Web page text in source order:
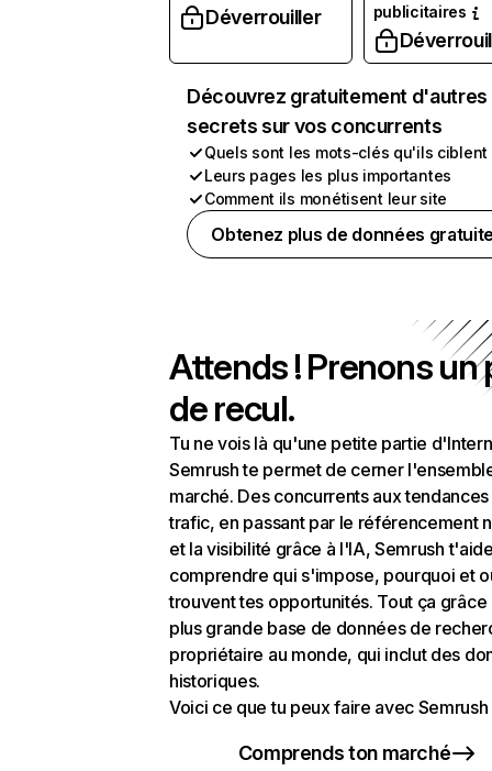
Déverrouiller
publicitaires
Découvrez gratuitement d'autres
secrets sur vos concurrents
Quels sont les mots-clés qu'ils ciblent
Leurs pages les plus importantes
Comment ils monétisent leur site
Obtenez plus de données
Attends ! Prenons un
de recul.
Tu ne vois là qu'une petite partie
Semrush te permet de cerner
marché. Des concurrents aux
trafic, en passant par le référencement
et la visibilité grâce à l'IA, Semrush
comprendre qui s'impose, pourquoi et
trouvent tes opportunités. Tout ça grâce
plus grande base de données de
propriétaire au monde, qui inclut des
historiques.
Voici ce que tu peux faire avec Semrush
Comprends ton marché